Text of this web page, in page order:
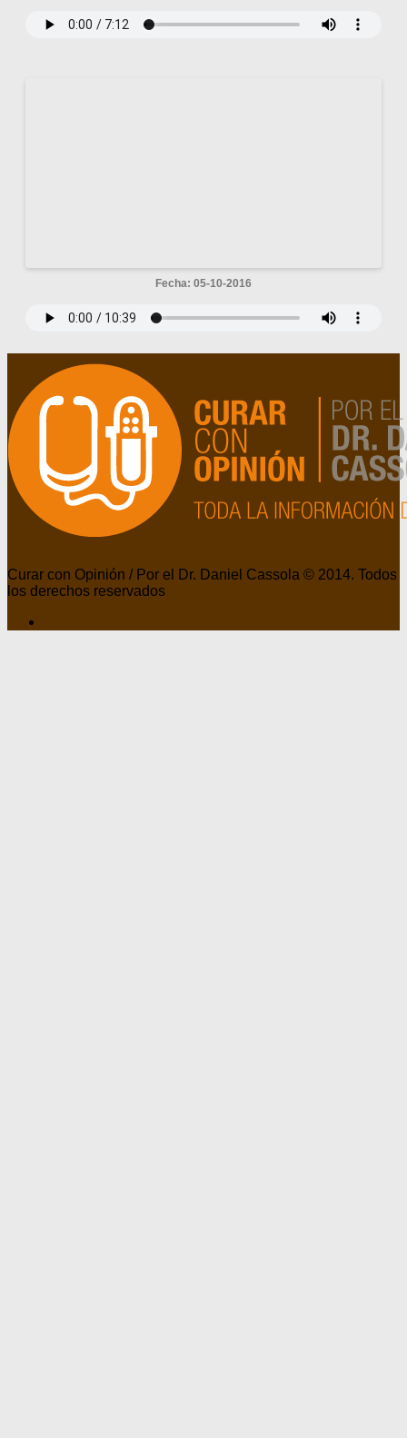
Fecha: 05-10-2016
Curar con Opinión / Por el Dr. Daniel Cassola © 2014. Todos
los derechos reservados